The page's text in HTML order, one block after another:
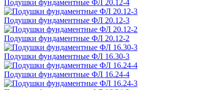
Подушки фундаментные ФЛ 20.12-4
Подушки фундаментные ФЛ 20.12-3
Подушки фундаментные ФЛ 20.12-2
Подушки фундаментные ФЛ 16.30-3
Подушки фундаментные ФЛ 16.24-4